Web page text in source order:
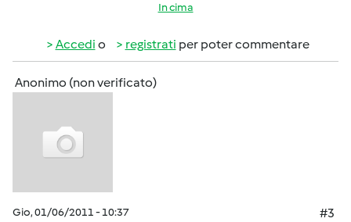
In cima
Accedi o registrati per poter commentare
Anonimo (non verificato)
Gio, 01/06/2011 - 10:37
#3